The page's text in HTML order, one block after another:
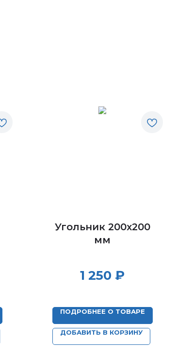
Угольник 200х200
мм
1 250 ₽
ПОДРОБНЕЕ О ТОВАРЕ
ДОБАВИТЬ В КОРЗИНУ